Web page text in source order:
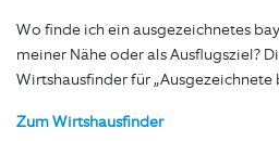
Wo finde ich ein ausgezeichnetes
meiner Nähe oder als Ausflugsziel?
Wirtshausfinder für „Ausgezeichnete
Zum Wirtshausfinder